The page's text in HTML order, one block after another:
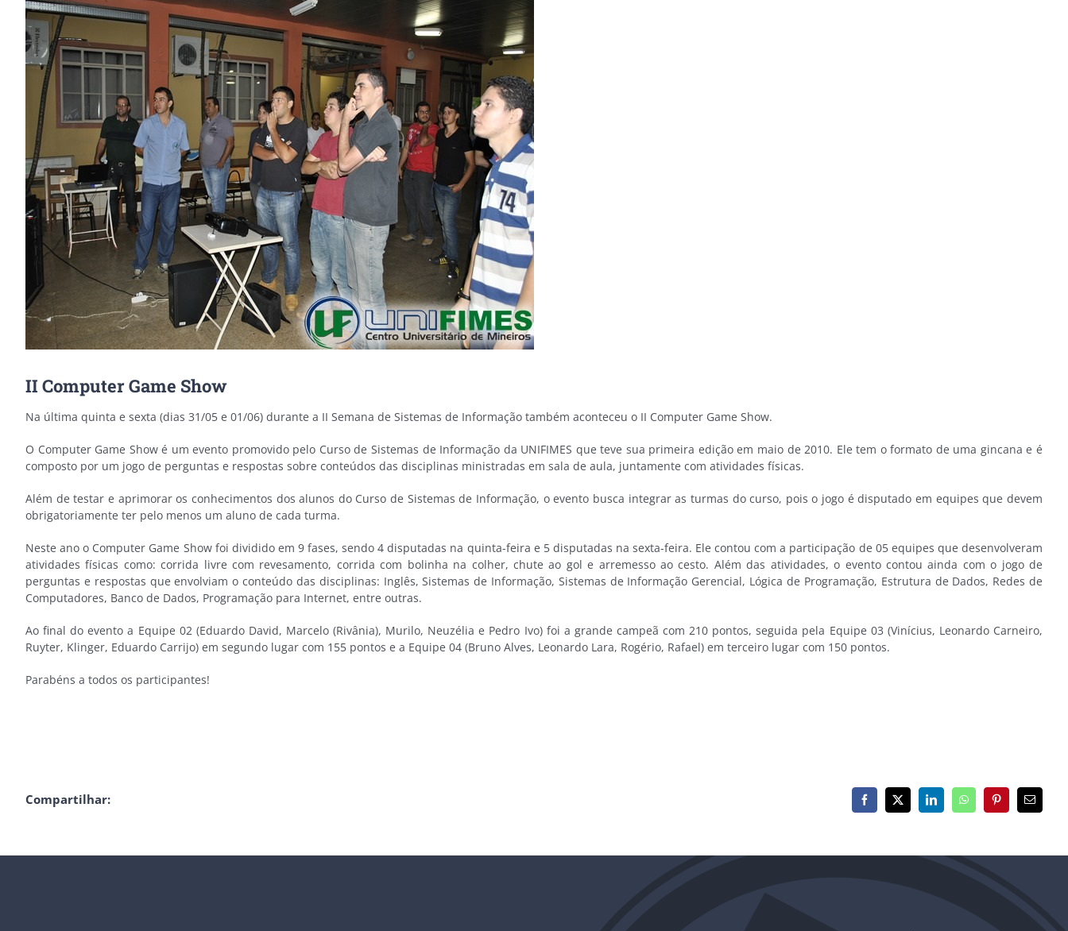
Image
II Computer Game Show
Na última quinta e sexta (dias 31/05 e 01/06) durante a II Semana de Sistemas de Informação também aconteceu o II Computer Game Show.
O Computer Game Show é um evento promovido pelo Curso de Sistemas de Informação da UNIFIMES que teve sua primeira edição em maio de 2010. Ele tem o formato de uma gincana e é
composto por um jogo de perguntas e respostas sobre conteúdos das disciplinas ministradas em sala de aula, juntamente com atividades físicas.
Além de testar e aprimorar os conhecimentos dos alunos do Curso de Sistemas de Informação, o evento busca integrar as turmas do curso, pois o jogo é disputado em equipes que devem
obrigatoriamente ter pelo menos um aluno de cada turma.
Neste ano o Computer Game Show foi dividido em 9 fases, sendo 4 disputadas na quinta-feira e 5 disputadas na sexta-feira. Ele contou com a participação de 05 equipes que desenvolveram
atividades físicas como: corrida livre com revesamento, corrida com bolinha na colher, chute ao gol e arremesso ao cesto. Além das atividades, o evento contou ainda com o jogo de
perguntas e respostas que envolviam o conteúdo das disciplinas: Inglês, Sistemas de Informação, Sistemas de Informação Gerencial, Lógica de Programação, Estrutura de Dados, Redes de
Computadores, Banco de Dados, Programação para Internet, entre outras.
Ao final do evento a Equipe 02 (Eduardo David, Marcelo (Rivânia), Murilo, Neuzélia e Pedro Ivo) foi a grande campeã com 210 pontos, seguida pela Equipe 03 (Vinícius, Leonardo Carneiro,
Ruyter, Klinger, Eduardo Carrijo) em segundo lugar com 155 pontos e a Equipe 04 (Bruno Alves, Leonardo Lara, Rogério, Rafael) em terceiro lugar com 150 pontos.
Parabéns a todos os participantes!
Compartilhar: Facebook
X LinkedInWhatsAppPinterest
E-
mail